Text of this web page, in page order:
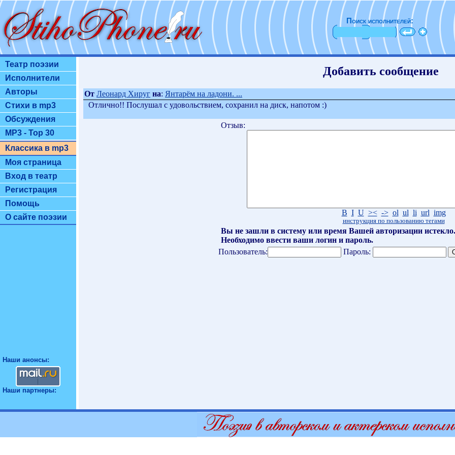
Поиск исполнителей:
Театр поэзии
Исполнители
Авторы
Стихи в mp3
Обсуждения
MP3 - Top 30
Классика в mp3
Моя страница
Вход в театр
Регистрация
Помощь
О сайте поэзии
Наши анонсы:
Наши партнеры:
Добавить сообщение
От Леонард Хируг на: Янтарём на ладони. ...
Отлично!! Послушал с удовольствием, сохранил на диск, напотом :)
Отзыв:
B I U >< -> ol ul li url img
инструкция по пользованию тегами
Вы не зашли в систему или время Вашей авторизации истекло.
Необходимо ввести ваши логин и пароль.
Пользователь:
Пароль: